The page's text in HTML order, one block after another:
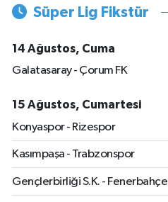
Süper Lig Fikstür
14 Ağustos, Cuma
Galatasaray - Çorum FK
15 Ağustos, Cumartesi
Konyaspor - Rizespor
Kasımpaşa - Trabzonspor
Gençlerbirliği S.K. - Fenerbahçe